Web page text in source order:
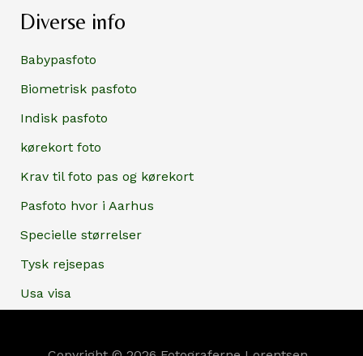
Diverse info
Babypasfoto
Biometrisk pasfoto
Indisk pasfoto
kørekort foto
Krav til foto pas og kørekort
Pasfoto hvor i Aarhus
Specielle størrelser
Tysk rejsepas
Usa visa